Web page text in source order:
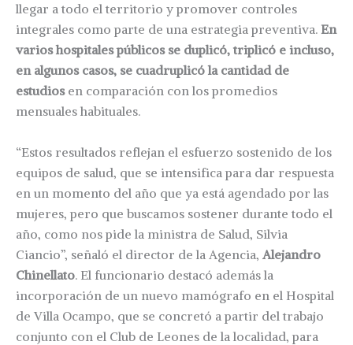
llegar a todo el territorio y promover controles
integrales como parte de una estrategia preventiva. En
varios hospitales públicos se duplicó, triplicó e incluso,
en algunos casos, se cuadruplicó la cantidad de
estudiosen comparación con los promedios
mensuales habituales.
“Estos resultados reflejan el esfuerzo sostenido de los
equipos de salud, que se intensifica para dar respuesta
en un momento del año que ya está agendado por las
mujeres, pero que buscamos sostener durante todo el
año, como nos pide la ministra de Salud, Silvia
Ciancio”, señaló el director de la Agencia, Alejandro
Chinellato. El funcionario destacó además la
incorporación de un nuevo mamógrafo en el Hospital
de Villa Ocampo, que se concretó a partir del trabajo
conjunto con el Club de Leones de la localidad, para